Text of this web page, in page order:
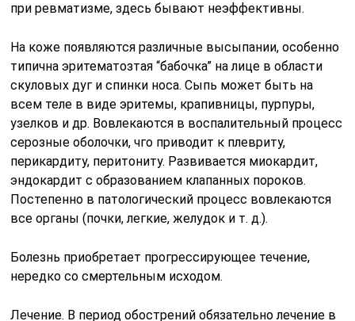
при ревматизме, здесь бывают неэффективны.
На коже появляются различные высыпании, особенно
типична эритематозтая “бабочка” на лице в области
скуловых дуг и спинки носа. Сыпь может быть на
всем теле в виде эритемы, крапивницы, пурпуры,
узелков и др. Вовлекаются в воспалительный процесс
серозные оболочки, чго приводит к плевриту,
перикардиту, перитониту. Развивается миокардит,
эндокардит с образованием клапанных пороков.
Постепенно в патологический процесс вовлекаются
все органы (почки, легкие, желудок и т. д.).
Болезнь приобретает прогрессирующее течение,
нередко со смертельным исходом.
Лечение. В период обострений обязательно лечение в